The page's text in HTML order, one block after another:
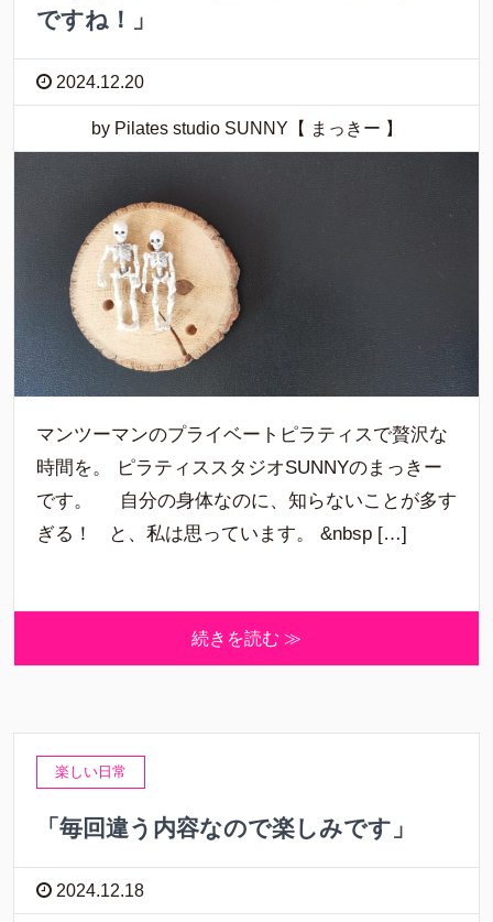
ですね！」
2024.12.20
by Pilates studio SUNNY【 まっきー 】
マンツーマンのプライベートピラティスで贅沢な
時間を。 ピラティススタジオSUNNYのまっきー
です。 自分の身体なのに、知らないことが多す
ぎる！ と、私は思っています。 &nbsp […]
続きを読む ≫
楽しい日常
「毎回違う内容なので楽しみです」
2024.12.18